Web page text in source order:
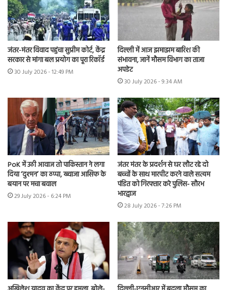
जंतर-मंतर विवाद पहुंचा सुप्रीम कोर्ट, केंद्र
सरकार से मांगा बल प्रयोग का पूरा रिकॉर्ड
30 July 2026 - 12:49 PM
दिल्ली में आज झमाझम बारिश की
संभावना, जानें मौसम विभाग का ताजा
अपडेट
30 July 2026 - 9:34 AM
PoK में उठी आवाज तो पाकिस्तान ने लगा
दिया ‘दुश्मन’ का ठप्पा, ख्वाजा आसिफ के
बयान पर मचा बवाल
29 July 2026 - 6:24 PM
जंतर मंतर के प्रदर्शन से घर लौट रहे दो
बच्चों के साथ मारपीट करने वाले सत्यम
पंडित को गिरफ्तार करे पुलिस- सौरभ
भारद्वाज
28 July 2026 - 7:26 PM